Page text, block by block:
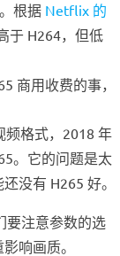
根据 Netflix 的
于 H264，但低
商用收费的事，
频格式，2018 年
。它的问题是太
没有 H265 好。
要注意参数的选
响画质。